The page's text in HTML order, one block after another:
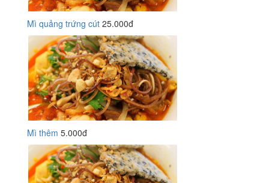
Mì quảng trứng cút 25.000đ
Mì thêm 5.000đ